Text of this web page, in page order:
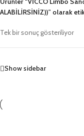
ALABİLİRSİNİZ))” olarak
Tek bir sonuç gösteriliyor
Show sidebar